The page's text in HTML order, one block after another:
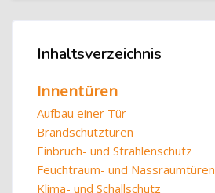
Inhaltsverzeichnis überspringen
Inhaltsverzeichnis
Innentüren
Aufbau einer Tür
Brandschutztüren
Einbruch- und Strahlenschutz
Feuchtraum- und Nassraumtüren
Klima- und Schallschutz